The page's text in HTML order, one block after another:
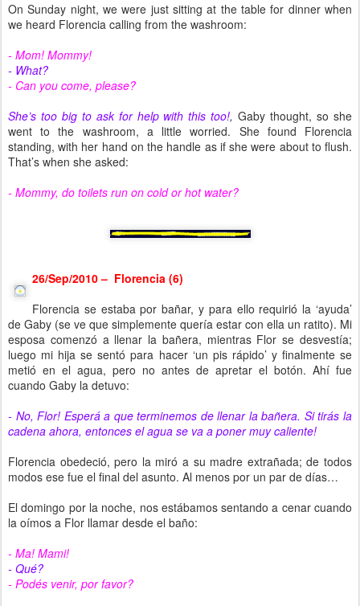
On Sunday night, we were just sitting at the table for dinner when
we heard Florencia calling from the washroom:
- Mom! Mommy!
- What?
- Can you come, please?
She’s too big to ask for help with this too!, Gaby thought, so she
went to the washroom, a little worried. She found Florencia
standing, with her hand on the handle as if she were about to flush.
That’s when she asked:
- Mommy, do toilets run on cold or hot water?
26/Sep/2010 – Florencia (6)
Florencia se estaba por bañar, y para ello requirió la ‘ayuda’
de Gaby (se ve que simplemente quería estar con ella un ratito). Mi
esposa comenzó a llenar la bañera, mientras Flor se desvestía;
luego mi hija se sentó para hacer ‘un pis rápido’ y finalmente se
metió en el agua, pero no antes de apretar el botón. Ahí fue
cuando Gaby la detuvo:
- No, Flor! Esperá a que terminemos de llenar la bañera. Si tirás la
cadena ahora, entonces el agua se va a poner muy caliente!
Florencia obedeció, pero la miró a su madre extrañada; de todos
modos ese fue el final del asunto. Al menos por un par de días…
El domingo por la noche, nos estábamos sentando a cenar cuando
la oímos a Flor llamar desde el baño:
- Ma! Mami!
- Qué?
- Podés venir, por favor?